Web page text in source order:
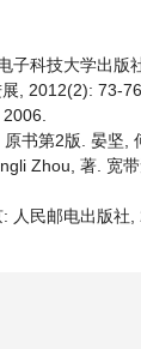
子科技大学出版
, 2012(2): 73-76.
书第2版. 晏坚,
Zhou, 著. 宽
人民邮电出版社,